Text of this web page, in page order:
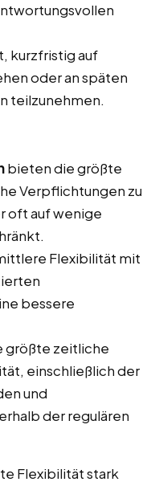
kurzfristig auf
oder an späten
teilzunehmen.
bieten die größte
Verpflichtungen zu
oft auf wenige
Flexibilität mit
bessere
größte zeitliche
einschließlich der
und
der regulären
Flexibilität stark